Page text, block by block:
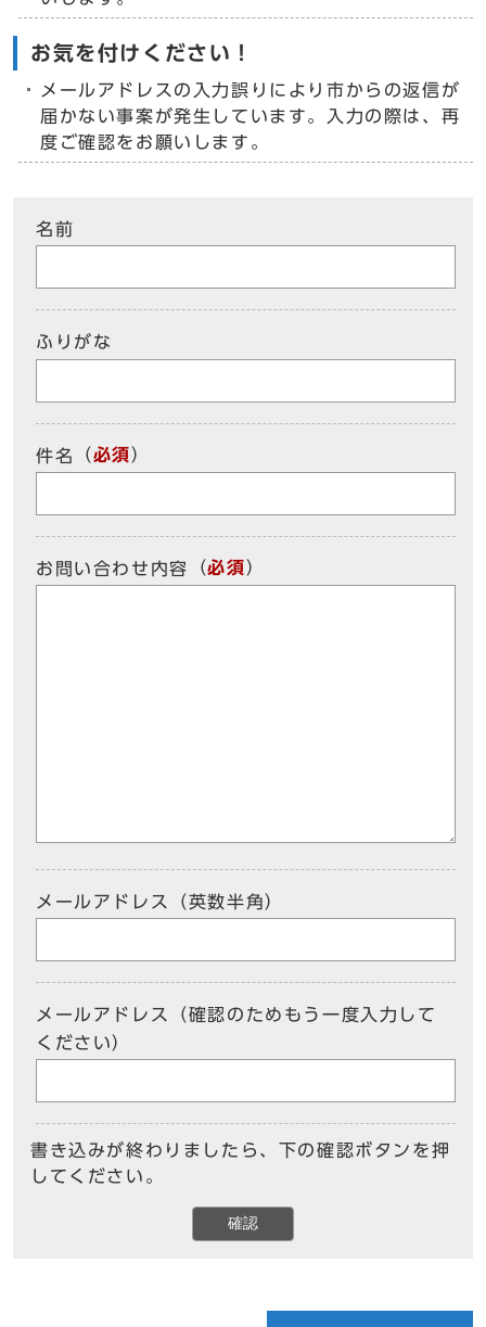
お気を付けください！
メールアドレスの入力誤りにより市からの返信が
届かない事案が発生しています。入力の際は、再
度ご確認をお願いします。
名前
ふりがな
件名 （必須）
お問い合わせ内容 （必須）
メールアドレス（英数半角）
メールアドレス（確認のためもう一度入力して
ください）
書き込みが終わりましたら、下の確認ボタンを押
してください。
確認